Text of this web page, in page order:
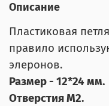
Описание
Пластиковая
правило
элеронов.
Размер - 12*24 мм.
Отверстия М2.